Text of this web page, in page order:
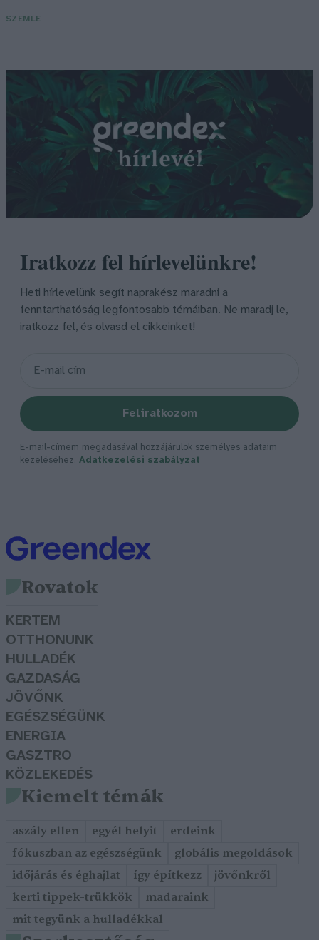
SZEMLE
Iratkozz fel hírlevelünkre!
Heti hírlevelünk segít naprakész maradni a
fenntarthatóság legfontosabb témáiban. Ne maradj le,
iratkozz fel, és olvasd el cikkeinket!
Feliratkozom
E-mail-címem megadásával hozzájárulok személyes adataim
kezeléséhez. Adatkezelési szabályzat
Rovatok
KERTEM
OTTHONUNK
HULLADÉK
GAZDASÁG
JÖVŐNK
EGÉSZSÉGÜNK
ENERGIA
GASZTRO
KÖZLEKEDÉS
Kiemelt témák
aszály ellen egyél helyit
erdeink
fókuszban az egészségünk
globális megoldások
időjárás és éghajlat
így építkezz
jövőnkről
kerti tippek-trükkök
madaraink
mit tegyünk a hulladékkal